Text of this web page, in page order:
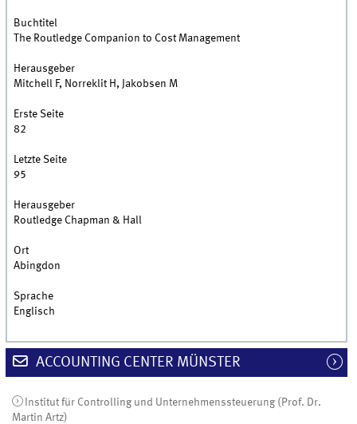
Buchtitel
The Routledge Companion to Cost Management
Herausgeber
Mitchell F, Norreklit H, Jakobsen M
Erste Seite
82
Letzte Seite
95
Herausgeber
Routledge Chapman & Hall
Ort
Abingdon
Sprache
Englisch
ACCOUNTING CENTER MÜNSTER
Institut für Controlling und Unternehmenssteuerung (Prof. Dr.
Martin Artz)